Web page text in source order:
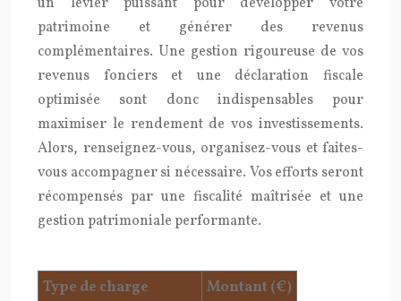
patrimoine et générer des revenus
complémentaires. Une gestion rigoureuse de vos
revenus fonciers et une déclaration fiscale
optimisée sont donc indispensables pour
maximiser le rendement de vos investissements.
Alors, renseignez-vous, organisez-vous et faites-
vous accompagner si nécessaire. Vos efforts seront
récompensés par une fiscalité maîtrisée et une
gestion patrimoniale performante.
Type de charge
Montant (€)